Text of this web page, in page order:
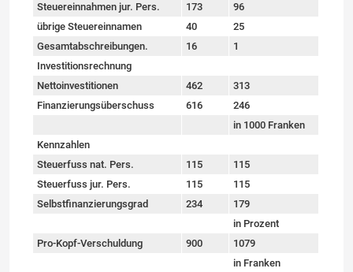
Steuereinnahmen jur. Pers.
173
96
übrige Steuereinnamen
40
25
Gesamtabschreibungen.
16
1
Investitionsrechnung
Nettoinvestitionen
462
313
Finanzierungsüberschuss
616
246
in 1000 Franken
Kennzahlen
Steuerfuss nat. Pers.
115
115
Steuerfuss jur. Pers.
115
115
Selbstfinanzierungsgrad
234
179
in Prozent
Pro-Kopf-Verschuldung
900
1079
in Franken